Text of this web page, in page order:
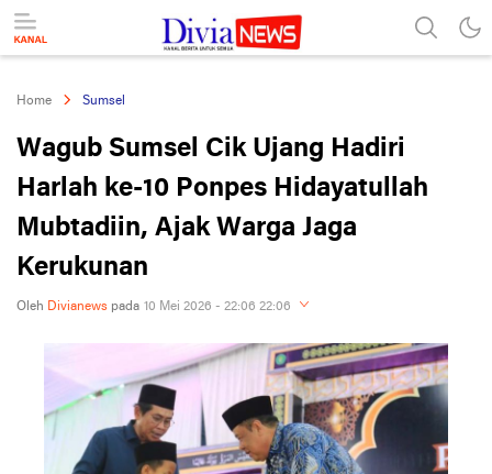
divianews.com
Home Sumsel
Wagub Sumsel Cik Ujang Hadiri
Harlah ke-10 Ponpes Hidayatullah
Mubtadiin, Ajak Warga Jaga
Kerukunan
Oleh Divianews pada 10 Mei 2026 - 22:06 22:06